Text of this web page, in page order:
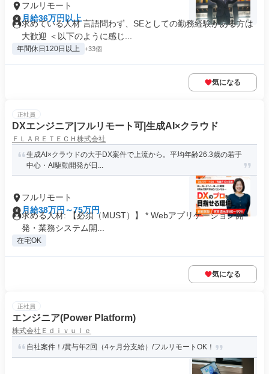
フルリモート
月給36万円以上
求めている人材 言語問わず、SEとしての勤務経験がある方は
大歓迎 ＜以下のように感じ...
年間休日120日以上 +33個
気になる
正社員
DXエンジニア|フルリモート可|生成AI×クラウド
ＦＬＡＲＥＴＥＣＨ株式会社
生成AI×クラウドの大手DX案件で上流から。平均年齢26.3歳の若手
中心・AI駆動開発が日...
フルリモート
月給38万円～75万円
求める人材: 【必須（MUST）】 * Webアプリケーション開
発・業務システム開...
在宅OK
気になる
正社員
エンジニア(Power Platform)
株式会社Ｅｄｉｖｕｌｅ
自社案件！/賞与年2回（4ヶ月分支給）/フルリモートOK！